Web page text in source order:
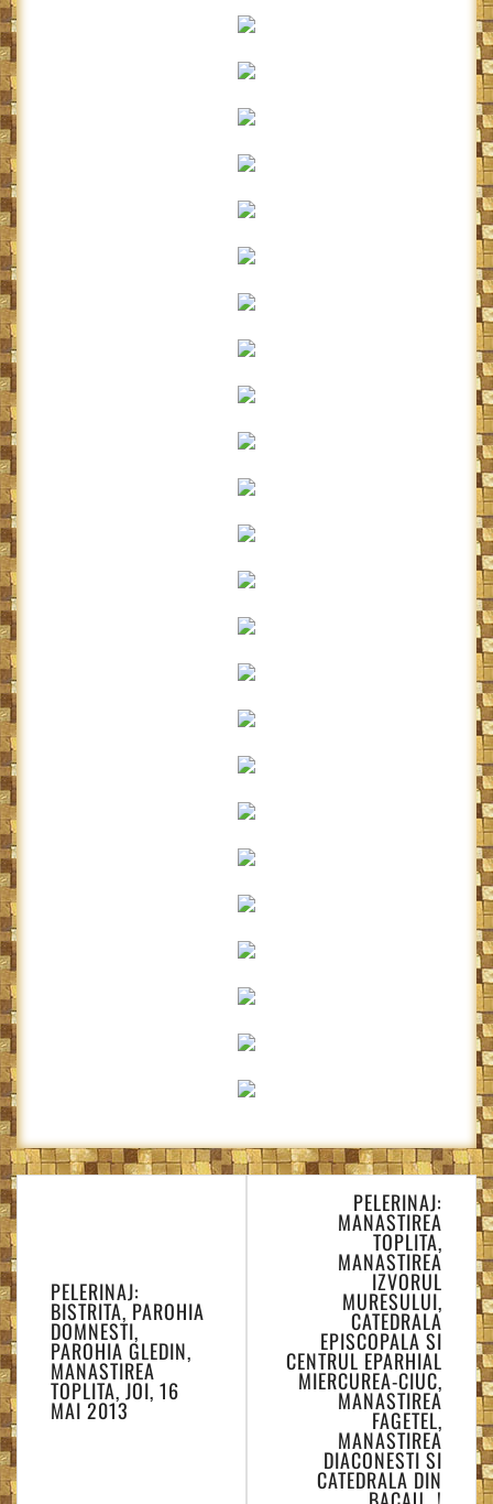
Navigare
în
articole
PELERINAJ:
BISTRITA, PAROHIA
DOMNESTI,
PAROHIA GLEDIN,
MANASTIREA
TOPLITA, JOI, 16
MAI 2013
PELERINAJ:
MANASTIREA
TOPLITA,
MANASTIREA
IZVORUL
MURESULUI,
CATEDRALA
EPISCOPALA SI
CENTRUL EPARHIAL
MIERCUREA-CIUC,
MANASTIREA
FAGETEL,
MANASTIREA
DIACONESTI SI
CATEDRALA DIN